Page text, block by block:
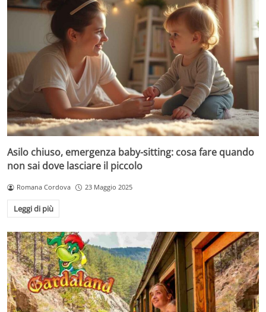
Asilo chiuso, emergenza baby-sitting: cosa fare quando
non sai dove lasciare il piccolo
Romana Cordova 23 Maggio 2025
Leggi di più